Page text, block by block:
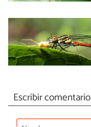
Escribir comentario